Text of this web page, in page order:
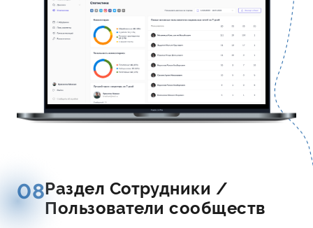
08Раздел Сотрудники /
Пользователи сообществ